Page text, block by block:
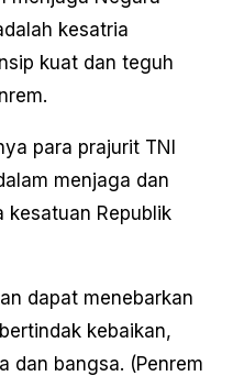
kesatria
kuat dan teguh
para prajurit TNI
menjaga dan
kesatuan Republik
dapat menebarkan
kebaikan,
dan bangsa. (Penrem